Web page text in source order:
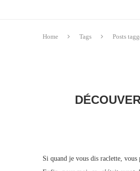
Home Tags Posts
Si quand je vous dis raclette, vous